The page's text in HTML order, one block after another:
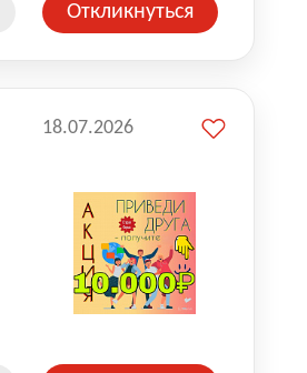
Откликнуться
18.07.2026